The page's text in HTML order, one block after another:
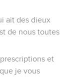
ait des dieux
de nous toutes
et
je vous